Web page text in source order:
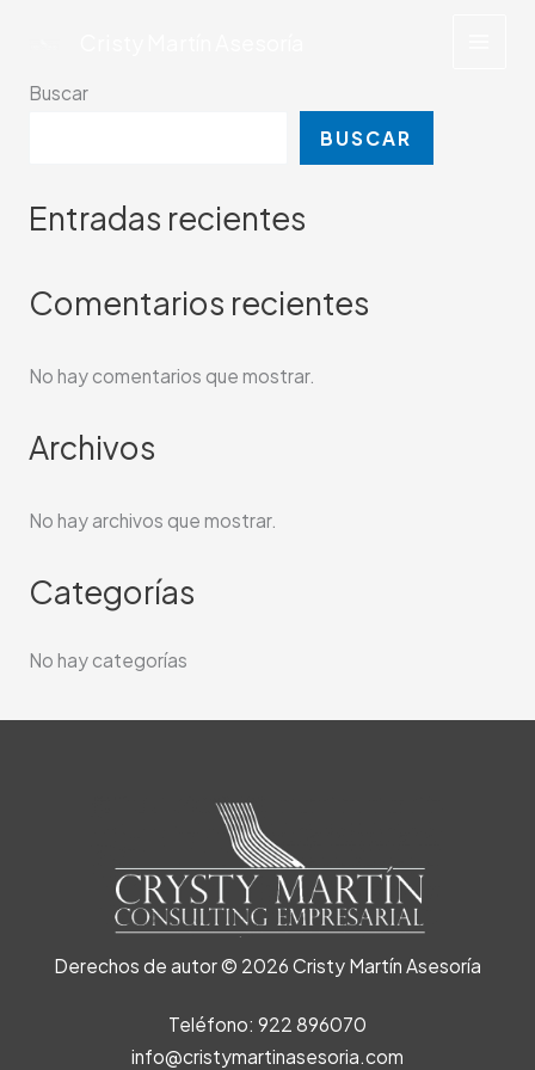
Buscar
BUSCAR
Entradas recientes
Comentarios recientes
No hay comentarios que mostrar.
Archivos
No hay archivos que mostrar.
Categorías
No hay categorías
Derechos de autor © 2026 Cristy Martín Asesoría
Teléfono: 922 896070
info@cristymartinasesoria.com